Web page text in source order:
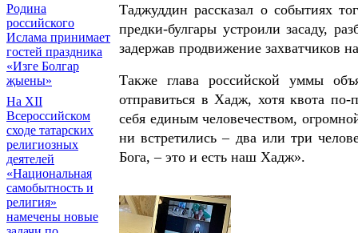
Родина
российского
Ислама принимает
гостей праздника
«Изге Болгар
җыены»
На XII
Всероссийском
сходе татарских
религиозных
деятелей
«Национальная
самобытность и
религия»
намечены новые
Таджуддин рассказал о событиях
предки-булгары устроили засаду,
задержав продвижение захватчиков
Также глава российской уммы
отправиться в Хадж, хотя квота
себя единым человечеством,
ни встретились – два или три
Бога, – это и есть наш Хадж».